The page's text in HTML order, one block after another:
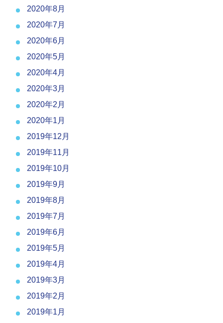
2020年8月
2020年7月
2020年6月
2020年5月
2020年4月
2020年3月
2020年2月
2020年1月
2019年12月
2019年11月
2019年10月
2019年9月
2019年8月
2019年7月
2019年6月
2019年5月
2019年4月
2019年3月
2019年2月
2019年1月